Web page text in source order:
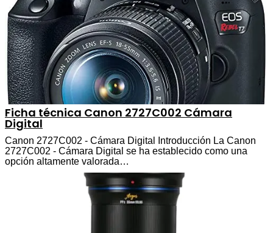
Ficha técnica Canon 2727C002 Cámara
Digital
Canon 2727C002 - Cámara Digital Introducción La Canon
2727C002 - Cámara Digital se ha establecido como una
opción altamente valorada…